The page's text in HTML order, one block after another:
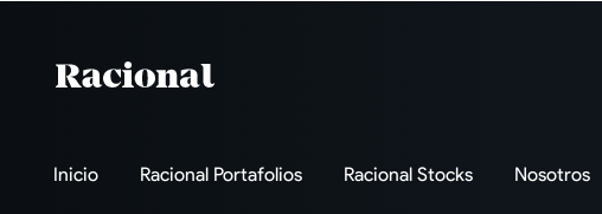
Inicio Racional Portafolios Racional Stocks Nosotros